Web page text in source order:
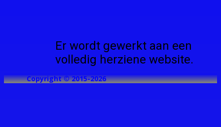
Er wordt gewerkt aan een
volledig herziene website.
Copyright © 2015-2026